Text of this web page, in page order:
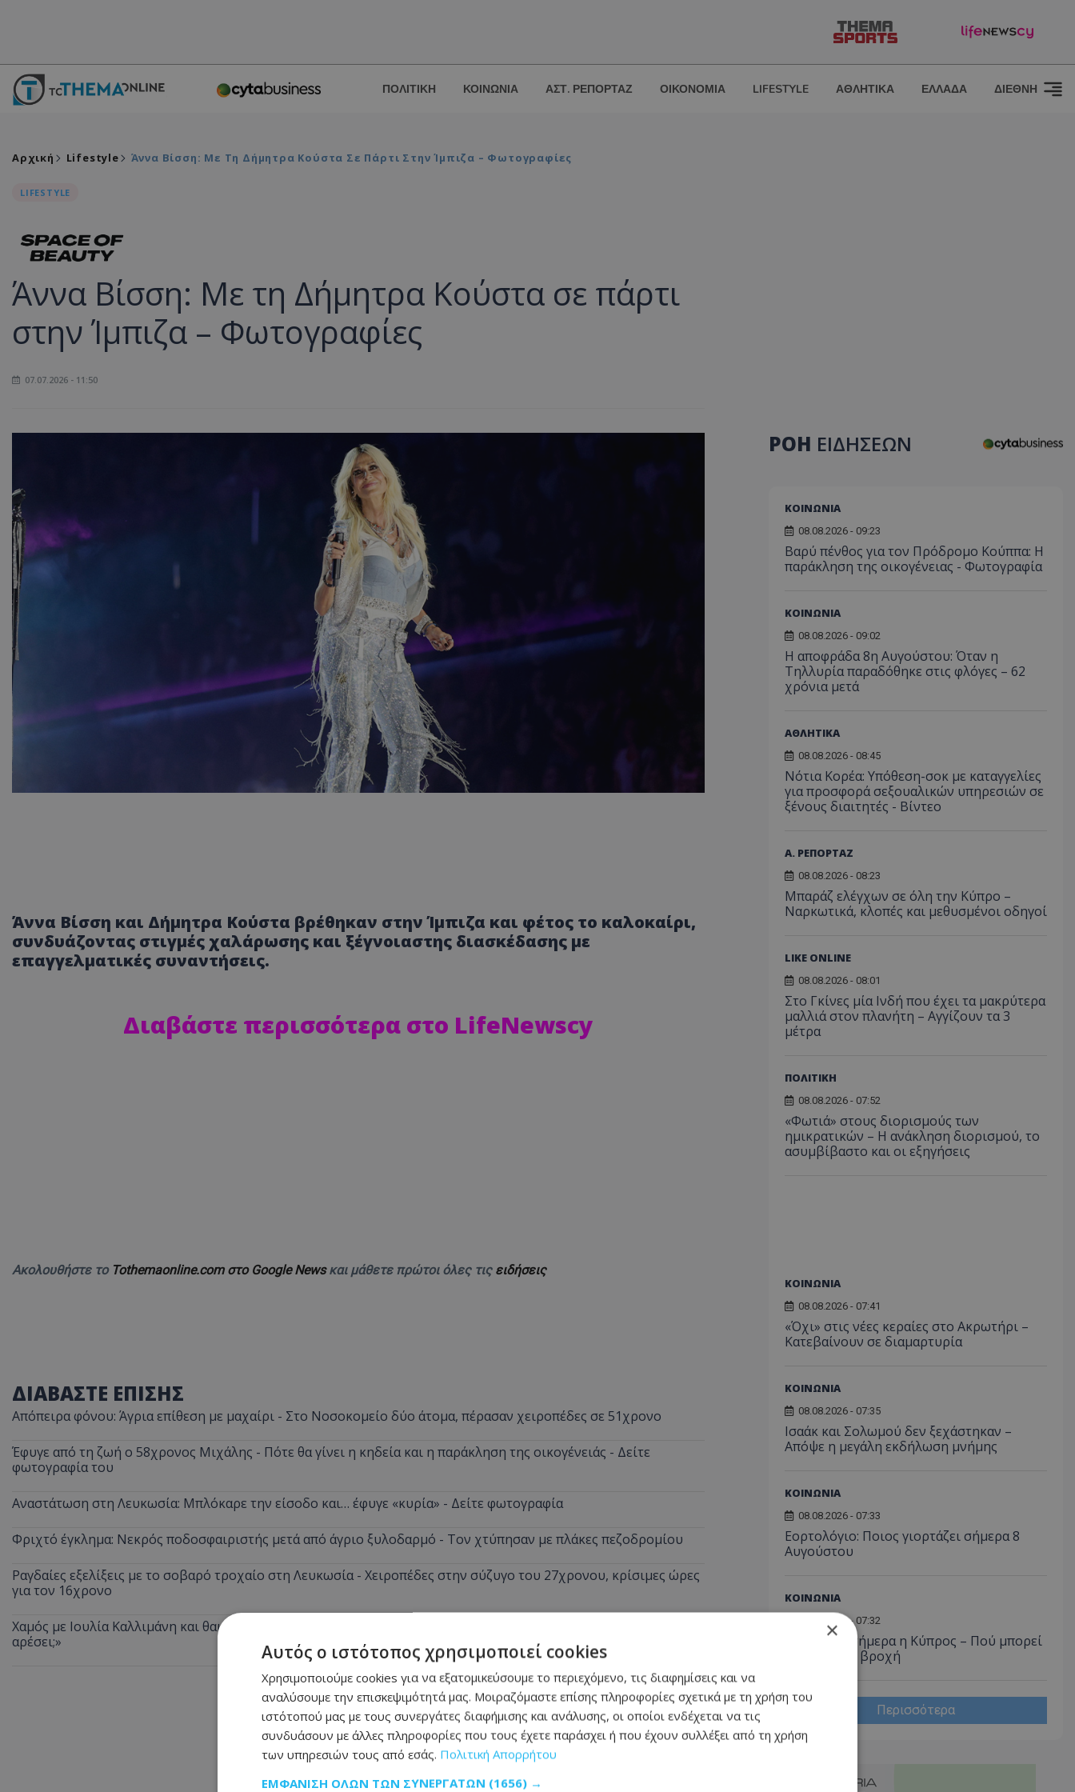
ΠΟΛΙΤΙΚΗ ΚΟΙΝΩΝΙΑ ΑΣΤ. ΡΕΠΟΡΤΑΖ ΟΙΚΟΝΟΜΙΑ LIFESTYLE ΑΘΛΗΤΙΚΑ ΕΛΛΑΔΑ ΔΙΕΘΝΗ
Αρχική Lifestyle Άννα Βίσση: Με Τη Δήμητρα Κούστα Σε Πάρτι Στην Ίμπιζα – Φωτογραφίες
LIFESTYLE
Άννα Βίσση: Με τη Δήμητρα Κούστα σε πάρτι
στην Ίμπιζα – Φωτογραφίες
07.07.2026 - 11:50
Άννα Βίσση και Δήμητρα Κούστα βρέθηκαν στην Ίμπιζα και φέτος το καλοκαίρι,
συνδυάζοντας στιγμές χαλάρωσης και ξέγνοιαστης διασκέδασης με
επαγγελματικές συναντήσεις.
Διαβάστε περισσότερα στο LifeNewscy
Ακολουθήστε το Tothemaonline.com στο Google Newsκαι μάθετε πρώτοι όλες τις ειδήσεις
ΔΙΑΒΑΣΤΕ ΕΠΙΣΗΣ
Απόπειρα φόνου: Άγρια επίθεση με μαχαίρι - Στο Νοσοκομείο δύο άτομα, πέρασαν χειροπέδες σε 51χρονο
Έφυγε από τη ζωή ο 58χρονος Μιχάλης - Πότε θα γίνει η κηδεία και η παράκληση της οικογένειάς - Δείτε
φωτογραφία του
Αναστάτωση στη Λευκωσία: Μπλόκαρε την είσοδο και… έφυγε «κυρία» - Δείτε φωτογραφία
Φριχτό έγκλημα: Νεκρός ποδοσφαιριστής μετά από άγριο ξυλοδαρμό - Τον χτύπησαν με πλάκες πεζοδρομίου
Ραγδαίες εξελίξεις με το σοβαρό τροχαίο στη Λευκωσία - Χειροπέδες στην σύζυγο του 27χρονου, κρίσιμες ώρες
για τον 16χρονο
Χαμός με Ιουλία Καλλιμάνη και θαμώνα: Της πέταξε λουλούδια στο πρόσωπο και του τα… έριξε πίσω – «Εσένα σ’
αρέσει;»
ΡΟΗ ΕΙΔΗΣΕΩΝ
ΚΟΙΝΩΝΙΑ
08.08.2026 - 09:23
Βαρύ πένθος για τον Πρόδρομο Κούππα: Η
παράκληση της οικογένειας - Φωτογραφία
ΚΟΙΝΩΝΙΑ
08.08.2026 - 09:02
Η αποφράδα 8η Αυγούστου: Όταν η
Τηλλυρία παραδόθηκε στις φλόγες – 62
χρόνια μετά
ΑΘΛΗΤΙΚΑ
08.08.2026 - 08:45
Νότια Κορέα: Υπόθεση-σοκ με καταγγελίες
για προσφορά σεξουαλικών υπηρεσιών σε
ξένους διαιτητές - Bίντεο
Α. ΡΕΠΟΡΤΑΖ
08.08.2026 - 08:23
Μπαράζ ελέγχων σε όλη την Κύπρο –
Ναρκωτικά, κλοπές και μεθυσμένοι οδηγοί
LIKE ONLINE
08.08.2026 - 08:01
Στο Γκίνες μία Ινδή που έχει τα μακρύτερα
μαλλιά στον πλανήτη – Αγγίζουν τα 3
μέτρα
ΠΟΛΙΤΙΚΗ
08.08.2026 - 07:52
«Φωτιά» στους διορισμούς των
ημικρατικών – Η ανάκληση διορισμού, το
ασυμβίβαστο και οι εξηγήσεις
ΚΟΙΝΩΝΙΑ
08.08.2026 - 07:41
«Όχι» στις νέες κεραίες στο Ακρωτήρι –
Κατεβαίνουν σε διαμαρτυρία
ΚΟΙΝΩΝΙΑ
08.08.2026 - 07:35
Ισαάκ και Σολωμού δεν ξεχάστηκαν –
Απόψε η μεγάλη εκδήλωση μνήμης
ΚΟΙΝΩΝΙΑ
08.08.2026 - 07:33
Εορτολόγιο: Ποιος γιορτάζει σήμερα 8
Αυγούστου
ΚΟΙΝΩΝΙΑ
08.08.2026 - 07:32
Καμίνι και σήμερα η Κύπρος – Πού μπορεί
να «σκάσει» βροχή
Περισσότερα
×
Αυτός ο ιστότοπος χρησιμοποιεί cookies
Χρησιμοποιούμε cookies για να εξατομικεύσουμε το περιεχόμενο, τις διαφημίσεις και να
αναλύσουμε την επισκεψιμότητά μας. Μοιραζόμαστε επίσης πληροφορίες σχετικά με τη χρήση του
ιστότοπού μας με τους συνεργάτες διαφήμισης και ανάλυσης, οι οποίοι ενδέχεται να τις
συνδυάσουν με άλλες πληροφορίες που τους έχετε παράσχει ή που έχουν συλλέξει από τη χρήση
των υπηρεσιών τους από εσάς. Πολιτική Απορρήτου
ΕΜΦΆΝΙΣΗ ΌΛΩΝ ΤΩΝ ΣΥΝΕΡΓΑΤΏΝ (1656) →